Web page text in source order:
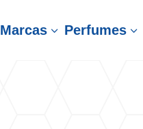
Marcas3 Perfumes3